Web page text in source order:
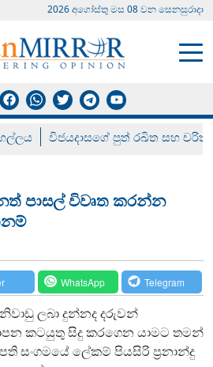
2026 අගෝස්‍තු මස 08 වන සෙනසුරාදා
විජයදාසගේ පුත් රඛිත සහ චරිත්
පාසල් විවෘත කරන්න
WhatsApp Telegram
ලබා දුන්නද දරුවන්
කටයුතු සිදු කරගෙන යාමට තමන්
සංගමයේ ලේකම් පියසිරි ප්‍රනාන්දු